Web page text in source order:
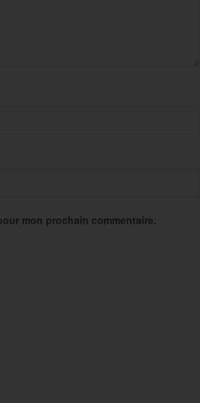
mon prochain commentaire.